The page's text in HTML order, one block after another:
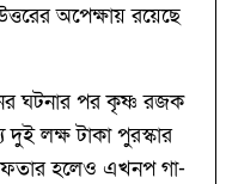
অপেক্ষায় রয়েছে
ঘটনার পর কৃষ্ণ রজক
লক্ষ টাকা পুরস্কার
হলেও এখনপ গা-